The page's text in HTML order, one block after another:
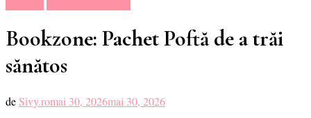
Bookzone: Pachet Poftă de a trăi
sănătos
de Sivy.romai 30, 2026mai 30, 2026